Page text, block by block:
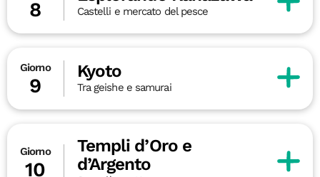
8 Castelli e mercato del pesce
Giorno
9
Kyoto
Tra geishe e samurai
Giorno
10
Templi d’Oro e
d’Argento